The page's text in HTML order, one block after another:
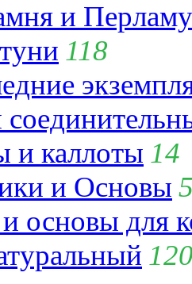
и
118
и каллоты 14
и Основы
основы для